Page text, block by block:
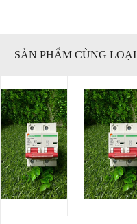
SẢN PHẨM CÙNG LOẠI